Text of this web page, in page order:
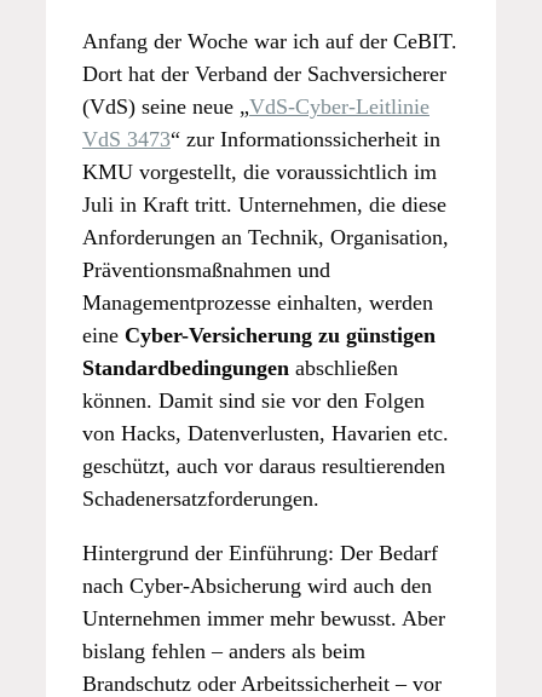
Anfang der Woche war ich auf der CeBIT.
Dort hat der Verband der Sachversicherer
(VdS) seine neue „VdS-Cyber-Leitlinie
VdS 3473“ zur Informationssicherheit in
KMU vorgestellt, die voraussichtlich im
Juli in Kraft tritt. Unternehmen, die diese
Anforderungen an Technik, Organisation,
Präventionsmaßnahmen und
Managementprozesse einhalten, werden
eine Cyber-Versicherung zu günstigen
Standardbedingungen abschließen
können. Damit sind sie vor den Folgen
von Hacks, Datenverlusten, Havarien etc.
geschützt, auch vor daraus resultierenden
Schadenersatzforderungen.
Hintergrund der Einführung: Der Bedarf
nach Cyber-Absicherung wird auch den
Unternehmen immer mehr bewusst. Aber
bislang fehlen – anders als beim
Brandschutz oder Arbeitssicherheit – vor